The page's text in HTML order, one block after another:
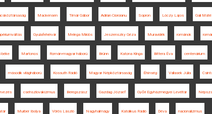
Mackensen Timár Gábor Adrian Cioroianu Sopron Lóczy Lajos Gali Máté
Gyulafehérvár Melega Miklós Jeszenszky Géza Muravidék románok
béke Martonos Román-magyar háború Brünn Katona Kinga Bittera Éva centenárium
második világháború Kossuth Rádió Magyar Népköztársaság Éhínség Vallasek Júlia
csehszlovakizmus Beregszász Gazdag József Győri Egyházmegyei Levéltár
Murber Ibolya Vörös László Nagyhalmágy Katolikus Rádió Déva nacionalizmus